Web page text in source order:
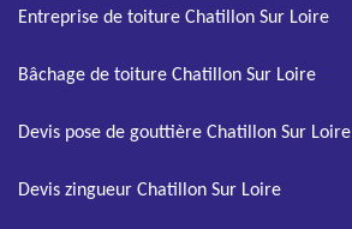
Entreprise de toiture Chatillon Sur Loire
Bâchage de toiture Chatillon Sur Loire
Devis pose de gouttière Chatillon Sur Loire
Devis zingueur Chatillon Sur Loire